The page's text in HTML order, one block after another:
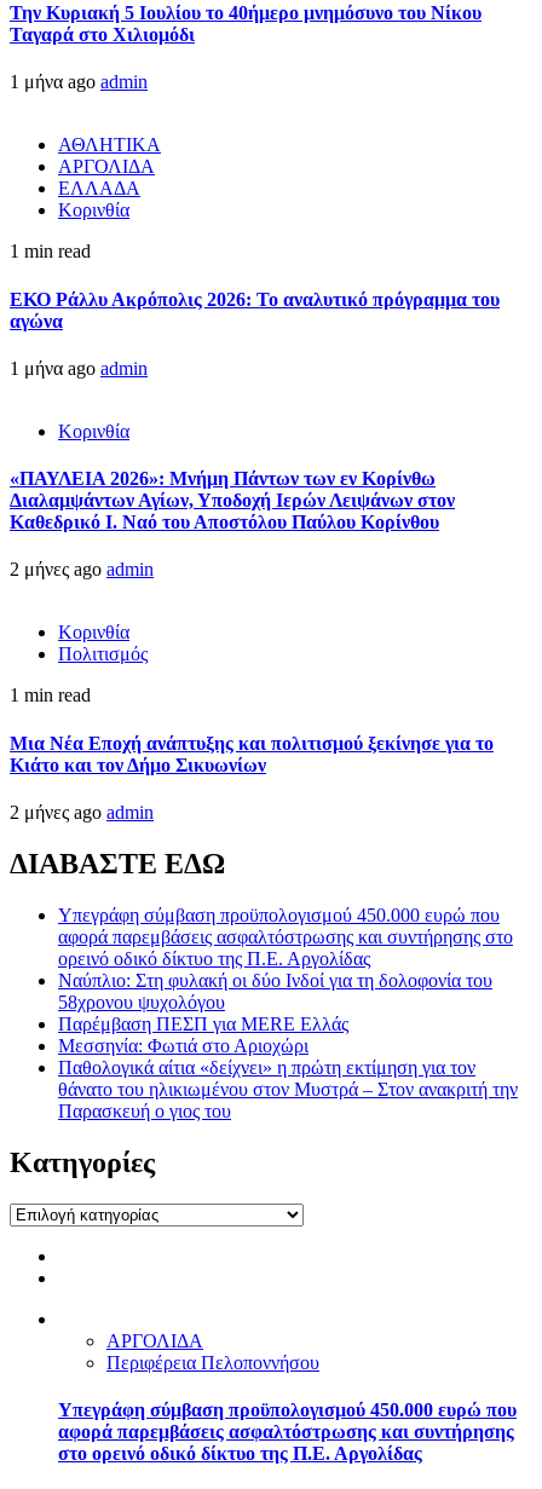
Την Κυριακή 5 Ιουλίου το 40ήμερο μνημόσυνο του Νίκου
Ταγαρά στο Χιλιομόδι
1 μήνα ago admin
ΑΘΛΗΤΙΚΑ
ΑΡΓΟΛΙΔΑ
ΕΛΛΑΔΑ
Κορινθία
1 min read
ΕΚΟ Ράλλυ Ακρόπολις 2026: Το αναλυτικό πρόγραμμα του
αγώνα
1 μήνα ago admin
Κορινθία
«ΠΑΥΛΕΙΑ 2026»: Μνήμη Πάντων των εν Κορίνθω
Διαλαμψάντων Αγίων, Υποδοχή Ιερών Λειψάνων στον
Καθεδρικό Ι. Ναό του Αποστόλου Παύλου Κορίνθου
2 μήνες ago admin
Κορινθία
Πολιτισμός
1 min read
Μια Νέα Εποχή ανάπτυξης και πολιτισμού ξεκίνησε για το
Κιάτο και τον Δήμο Σικυωνίων
2 μήνες ago admin
ΔΙΑΒΑΣΤΕ ΕΔΩ
Υπεγράφη σύμβαση προϋπολογισμού 450.000 ευρώ που
αφορά παρεμβάσεις ασφαλτόστρωσης και συντήρησης στο
ορεινό οδικό δίκτυο της Π.Ε. Αργολίδας
Ναύπλιο: Στη φυλακή οι δύο Ινδοί για τη δολοφονία του
58χρονου ψυχολόγου
Παρέμβαση ΠΕΣΠ για MERE Ελλάς
Μεσσηνία: Φωτιά στο Αριοχώρι
Παθολογικά αίτια «δείχνει» η πρώτη εκτίμηση για τον
θάνατο του ηλικιωμένου στον Μυστρά – Στον ανακριτή την
Παρασκευή ο γιος του
Kατηγορίες
Kατηγορίες
ΑΡΓΟΛΙΔΑ
Περιφέρεια Πελοποννήσου
Υπεγράφη σύμβαση προϋπολογισμού 450.000 ευρώ που
αφορά παρεμβάσεις ασφαλτόστρωσης και συντήρησης
στο ορεινό οδικό δίκτυο της Π.Ε. Αργολίδας